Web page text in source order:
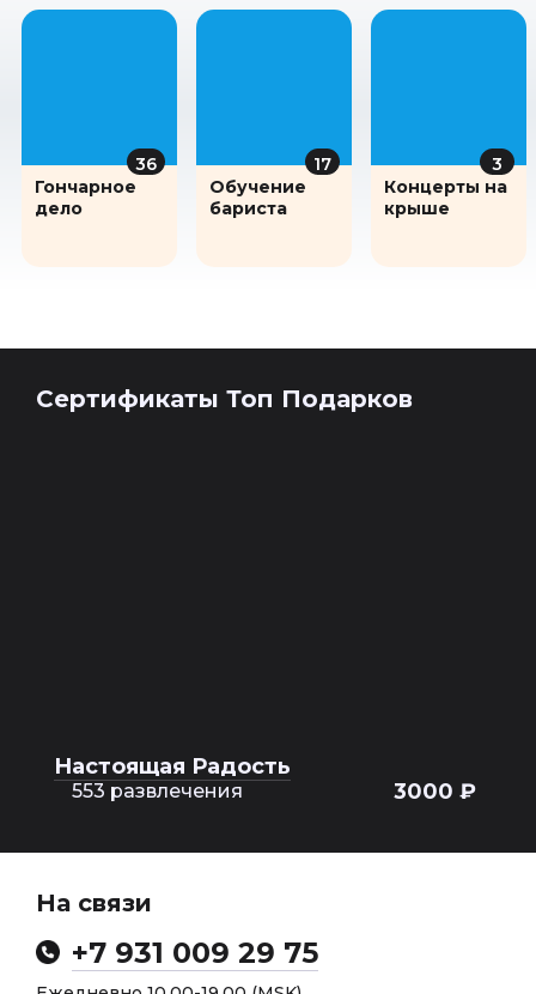
36
Гончарное
дело
17
Обучение
бариста
3
Концерты на
крыше
Сертификаты Топ Подарков
Настоящая Радость
553 развлечения 3000 ₽
На связи
+7 931 009 29 75